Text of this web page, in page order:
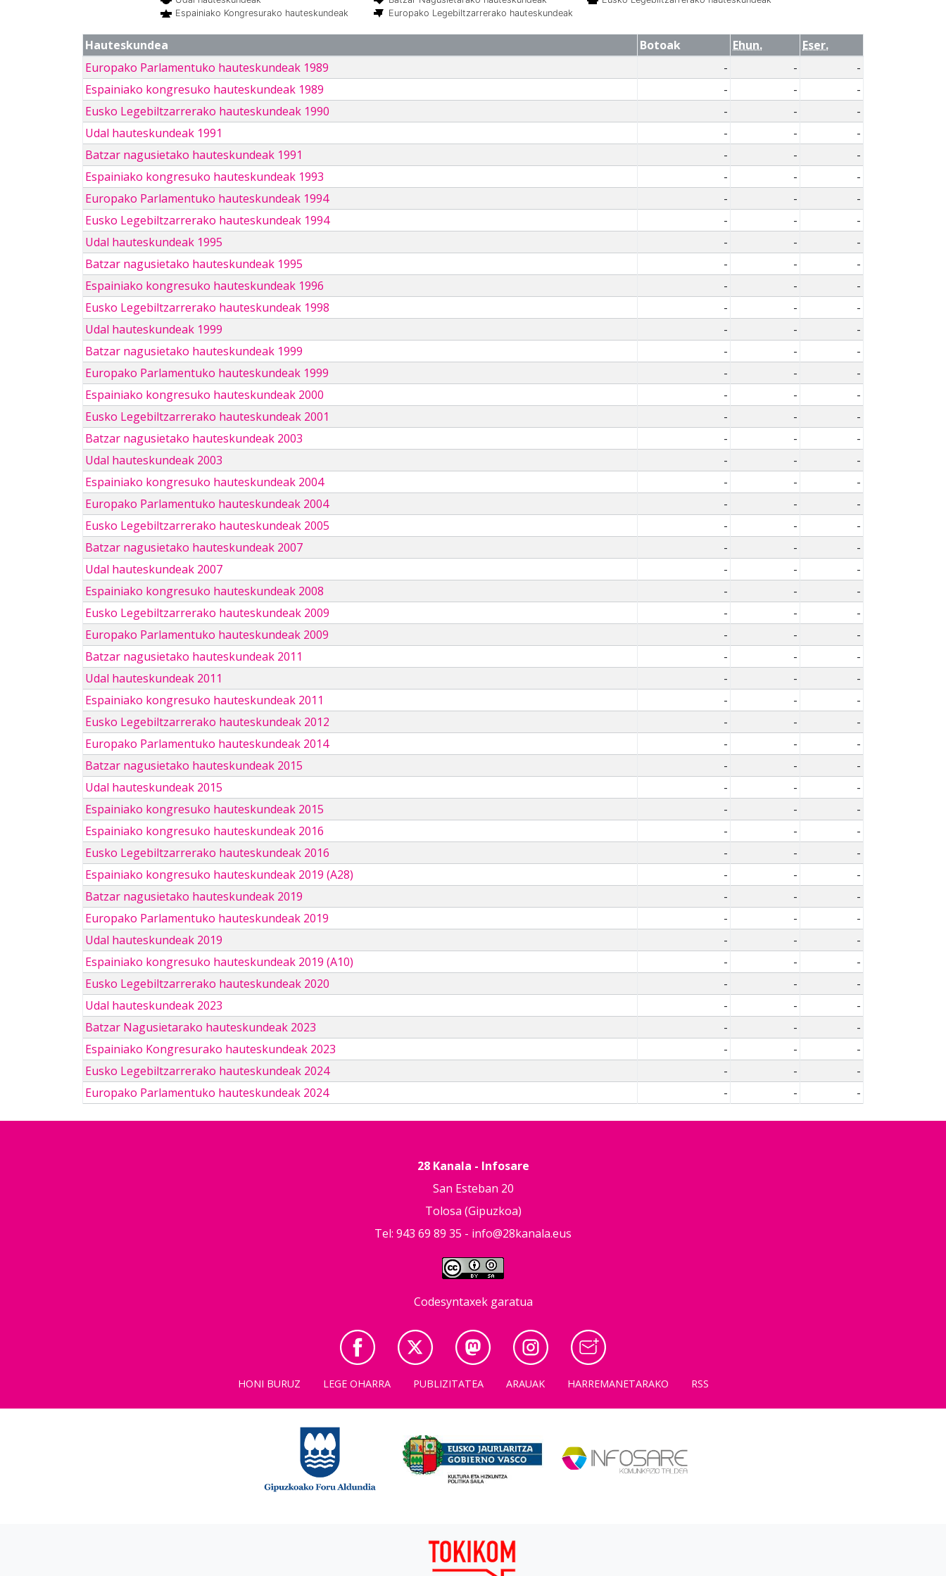
Espainiako Kongresurako hauteskundeak
Europako Legebiltzarrerako hauteskundeak
Hauteskundea Botoak Ehun.
Eser.
Europako Parlamentuko hauteskundeak 1989
- -
-
Espainiako kongresuko hauteskundeak 1989
- -
-
Eusko Legebiltzarrerako hauteskundeak 1990
- -
-
Udal hauteskundeak 1991
- -
-
Batzar nagusietako hauteskundeak 1991
- -
-
Espainiako kongresuko hauteskundeak 1993
- -
-
Europako Parlamentuko hauteskundeak 1994
- -
-
Eusko Legebiltzarrerako hauteskundeak 1994
- -
-
Udal hauteskundeak 1995
- -
-
Batzar nagusietako hauteskundeak 1995
- -
-
Espainiako kongresuko hauteskundeak 1996
- -
-
Eusko Legebiltzarrerako hauteskundeak 1998
- -
-
Udal hauteskundeak 1999
- -
-
Batzar nagusietako hauteskundeak 1999
- -
-
Europako Parlamentuko hauteskundeak 1999
- -
-
Espainiako kongresuko hauteskundeak 2000
- -
-
Eusko Legebiltzarrerako hauteskundeak 2001
- -
-
Batzar nagusietako hauteskundeak 2003
- -
-
Udal hauteskundeak 2003
- -
-
Espainiako kongresuko hauteskundeak 2004
- -
-
Europako Parlamentuko hauteskundeak 2004
- -
-
Eusko Legebiltzarrerako hauteskundeak 2005
- -
-
Batzar nagusietako hauteskundeak 2007
- -
-
Udal hauteskundeak 2007
- -
-
Espainiako kongresuko hauteskundeak 2008
- -
-
Eusko Legebiltzarrerako hauteskundeak 2009
- -
-
Europako Parlamentuko hauteskundeak 2009
- -
-
Batzar nagusietako hauteskundeak 2011
- -
-
Udal hauteskundeak 2011
- -
-
Espainiako kongresuko hauteskundeak 2011
- -
-
Eusko Legebiltzarrerako hauteskundeak 2012
- -
-
Europako Parlamentuko hauteskundeak 2014
- -
-
Batzar nagusietako hauteskundeak 2015
- -
-
Udal hauteskundeak 2015
- -
-
Espainiako kongresuko hauteskundeak 2015
- -
-
Espainiako kongresuko hauteskundeak 2016
- -
-
Eusko Legebiltzarrerako hauteskundeak 2016
- -
-
Espainiako kongresuko hauteskundeak 2019 (A28)
- -
-
Batzar nagusietako hauteskundeak 2019
- -
-
Europako Parlamentuko hauteskundeak 2019
- -
-
Udal hauteskundeak 2019
- -
-
Espainiako kongresuko hauteskundeak 2019 (A10)
- -
-
Eusko Legebiltzarrerako hauteskundeak 2020
- -
-
Udal hauteskundeak 2023
- -
-
Batzar Nagusietarako hauteskundeak 2023
- -
-
Espainiako Kongresurako hauteskundeak 2023
- -
-
Eusko Legebiltzarrerako hauteskundeak 2024
- -
-
Europako Parlamentuko hauteskundeak 2024
- - -
28 Kanala - Infosare
San Esteban 20
Tolosa (Gipuzkoa)
Tel: 943 69 89 35 - info@28kanala.eus
Codesyntaxek garatua
HONI BURUZ LEGE OHARRA PUBLIZITATEA ARAUAK HARREMANETARAKO RSS